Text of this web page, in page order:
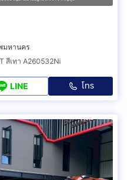
มหานคร
สีเทา A260532Ni
LINE โทร